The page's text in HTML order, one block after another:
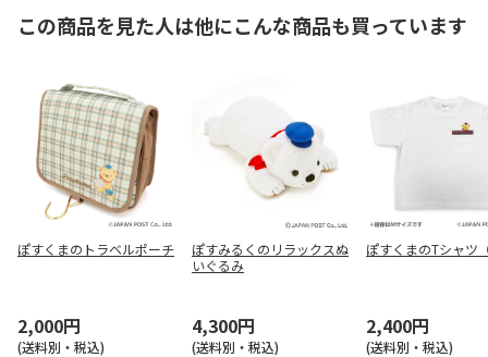
この商品を見た人は他にこんな商品も買っています
ぽすくまのトラベルポーチ
2,000円
(送料別・税込)
ぽすみるくのリラックスぬ
いぐるみ
4,300円
(送料別・税込)
ぽすくまのTシャツ
2,400円
(送料別・税込)